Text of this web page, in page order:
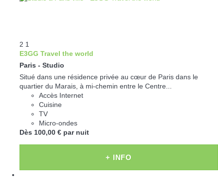
2 1
E3GG Travel the world
Paris - Studio
Situé dans une résidence privée au cœur de Paris dans le
quartier du Marais, à mi-chemin entre le Centre...
Accès Internet
Cuisine
TV
Micro-ondes
Dès 100,00 € par nuit
+ INFO